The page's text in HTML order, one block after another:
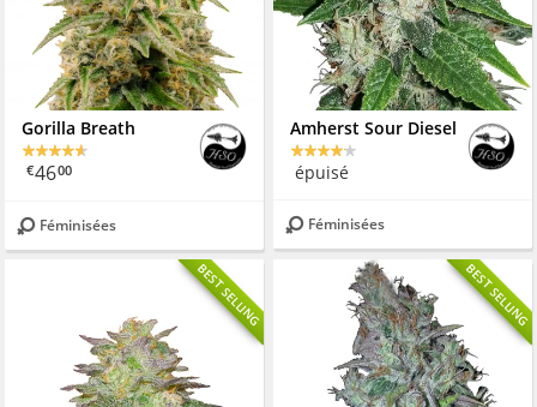
Gorilla Breath
€4600
Féminisées
Amherst Sour Diesel
épuisé
Féminisées
BEST SELLING BEST SELLING